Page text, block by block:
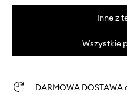
Inne z
Wszystkie
DARMOWA DOSTAWA